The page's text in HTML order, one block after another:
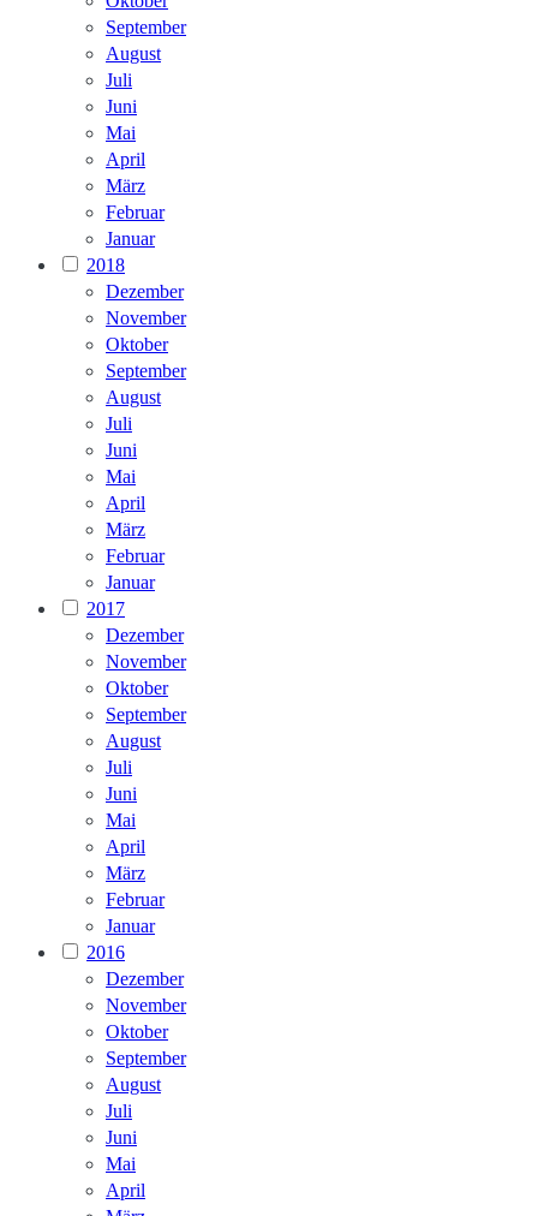
September
August
Juli
Juni
Mai
April
März
Februar
Januar
2018
Dezember
November
Oktober
September
August
Juli
Juni
Mai
April
März
Februar
Januar
2017
Dezember
November
Oktober
September
August
Juli
Juni
Mai
April
März
Februar
Januar
2016
Dezember
November
Oktober
September
August
Juli
Juni
Mai
April